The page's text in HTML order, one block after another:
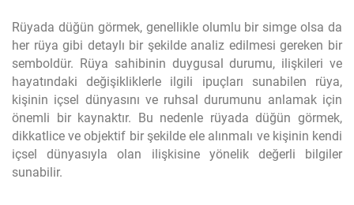
Rüyada düğün görmek, genellikle olumlu bir simge olsa da
her rüya gibi detaylı bir şekilde analiz edilmesi gereken bir
semboldür. Rüya sahibinin duygusal durumu, ilişkileri ve
hayatındaki değişikliklerle ilgili ipuçları sunabilen rüya,
kişinin içsel dünyasını ve ruhsal durumunu anlamak için
önemli bir kaynaktır. Bu nedenle rüyada düğün görmek,
dikkatlice ve objektif bir şekilde ele alınmalı ve kişinin kendi
içsel dünyasıyla olan ilişkisine yönelik değerli bilgiler
sunabilir.